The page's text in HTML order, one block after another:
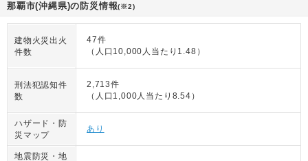
那覇市(沖縄県)の防災情報(※2)
建物火災出火
件数
47件
（人口10,000人当たり1.48）
刑法犯認知件
数
2,713件
（人口1,000人当たり8.54）
ハザード・防
災マップ
あり
地震防災・地